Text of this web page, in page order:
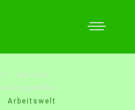
Service
Arbeitswelt